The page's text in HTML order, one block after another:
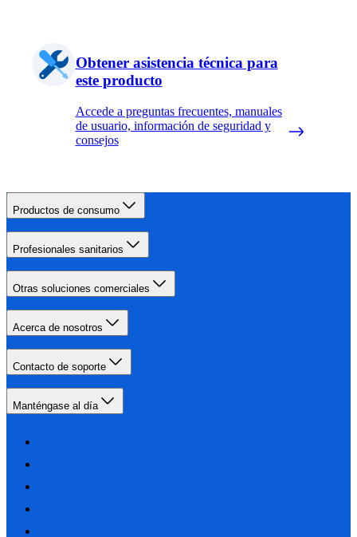
Obtener asistencia técnica para
este producto
Accede a preguntas frecuentes, manuales
de usuario, información de seguridad y
consejos
Productos de consumo
Profesionales sanitarios
Otras soluciones comerciales
Acerca de nosotros
Contacto de soporte
Manténgase al día